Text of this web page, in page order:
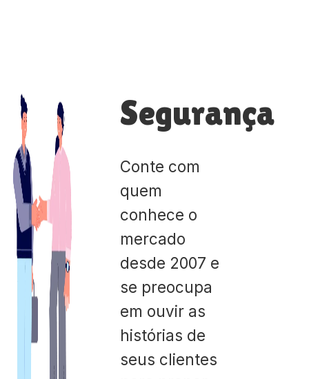
Segurança
Conte com
quem
conhece o
mercado
desde 2007 e
se preocupa
em ouvir as
histórias de
seus clientes